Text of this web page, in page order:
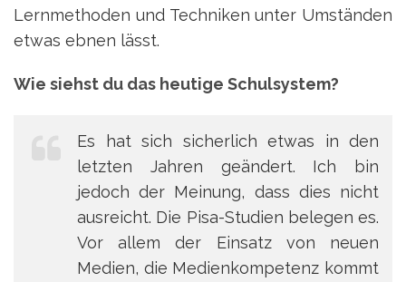
Lernmethoden und Techniken unter Umständen
etwas ebnen lässt.
Wie siehst du das heutige Schulsystem?
Es hat sich sicherlich etwas in den
letzten Jahren geändert. Ich bin
jedoch der Meinung, dass dies nicht
ausreicht. Die Pisa-Studien belegen es.
Vor allem der Einsatz von neuen
Medien, die Medienkompetenz kommt